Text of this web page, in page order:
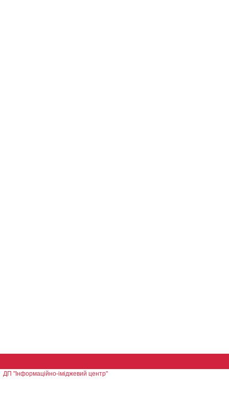
ДП "Інформаційно-іміджевий центр"